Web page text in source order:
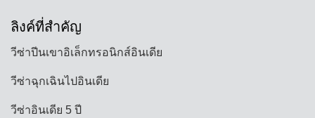
ลิงค์ที่สำคัญ
วีซ่าปีนเขาอิเล็กทรอนิกส์อินเดีย
วีซ่าฉุกเฉินไปอินเดีย
วีซ่าอินเดีย 5 ปี